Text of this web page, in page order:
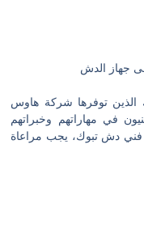
جهاز الدش
الذين توفرها شركة هاوس
في مهاراتهم وخبراتهم
فني دش تبوك، يجب مراعاة